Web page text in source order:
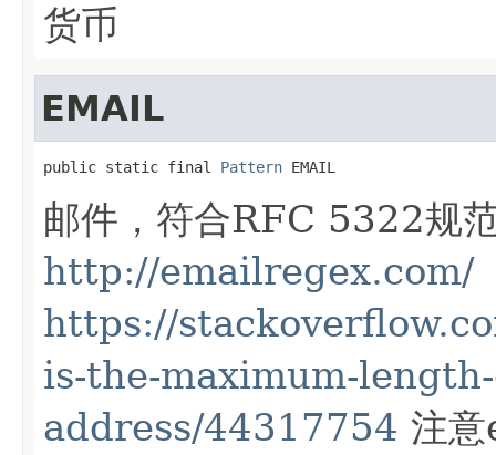
货币
EMAIL
public static final Pattern EMAIL
邮件，符合RFC 5322规
http://emailregex.com/
https://
is-the-maximum-
address/44317754 注